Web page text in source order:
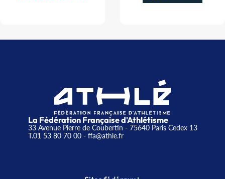
La Fédération Française d'Athlétisme
33 Avenue Pierre de Coubertin - 75640 Paris Cedex 13
T.01 53 80 70 00- ffa@athle.fr